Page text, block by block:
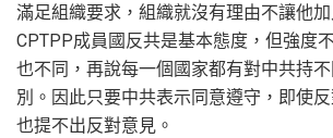
滿足組織要求，組織就沒有理由不讓他
CPTPP成員國反共是基本態度，但強度
也不同，再說每一個國家都有對中共持
別。因此只要中共表示同意遵守，即使
也提不出反對意見。